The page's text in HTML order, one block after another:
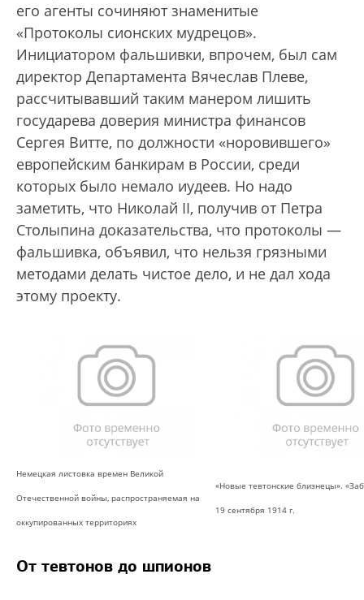
его агенты сочиняют знаменитые
«Протоколы сионских мудрецов».
Инициатором фальшивки, впрочем, был сам
директор Департамента Вячеслав Плеве,
рассчитывавший таким манером лишить
государева доверия министра финансов
Сергея Витте, по должности «норовившего»
европейским банкирам в России, среди
которых было немало иудеев. Но надо
заметить, что Николай II, получив от Петра
Столыпина доказательства, что протоколы —
фальшивка, объявил, что нельзя грязными
методами делать чистое дело, и не дал хода
этому проекту.
Немецкая листовка времен Великой
Отечественной войны, распространяемая на
оккупированных территориях
«Новые тевтонские близнецы».
19 сентября 1914 г.
От тевтонов до шпионов